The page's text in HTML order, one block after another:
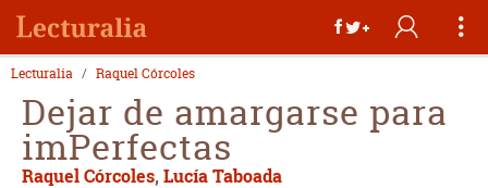
Lecturalia Raquel Córcoles
Dejar de amargarse para
imPerfectas
Raquel Córcoles, Lucía Taboada